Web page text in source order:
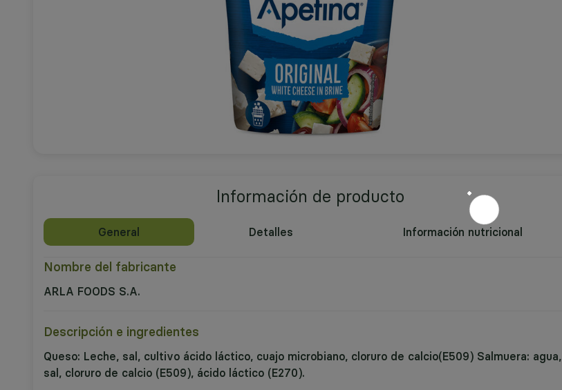
Información de producto
General Detalles Información nutricional
Nombre del fabricante
ARLA FOODS S.A.
Descripción e ingredientes
Queso: Leche, sal, cultivo ácido láctico, cuajo microbiano, cloruro de calcio(E509) Salmuera: agua,
sal, cloruro de calcio (E509), ácido láctico (E270).